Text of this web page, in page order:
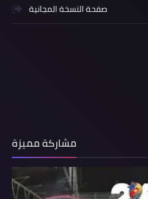
صفحة النسخة المجانية
مشاركة مميزة